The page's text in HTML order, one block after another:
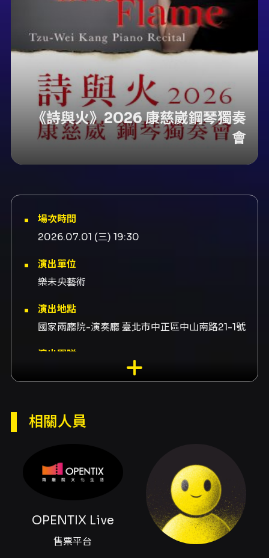
《詩與火》2026 康慈崴鋼琴獨奏
會
場次時間
2026.07.01 (三) 19:30
演出單位
樂未央藝術
演出地點
國家兩廳院-演奏廳 臺北市中正區中山南路21-1號
演出團隊
售票平台OPENTIX Live、鋼琴康慈崴、演出康
內容簡介
雅出發，經由現代與浪漫主義的熱情鋪陳，穿越
神秘主義與北歐現代感，最後以西班牙風情收
束。演出曲目涵蓋拉莫（Rameau）的E小調組
曲、勞塔瓦拉（Rautavaara）第二號鋼琴奏鳴曲
《火誡》、史克里亞賓（Scriabin）之作品（兩
首詩篇，作品編號32）、蒙波（Mompou）的
相關人員
OPENTIX Live
售票平台